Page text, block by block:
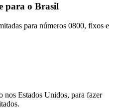
para o Brasil
para números 0800, fixos e
Estados Unidos, para fazer